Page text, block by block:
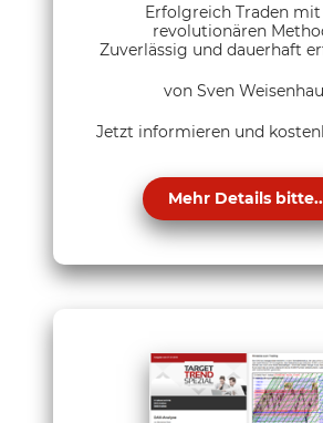
Erfolgreich Traden mit
revolutionären
Zuverlässig und dauerhaft
von Sven
Jetzt informieren und
Mehr Details